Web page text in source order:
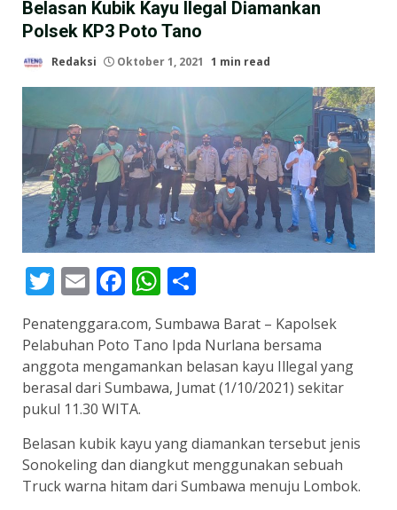
Belasan Kubik Kayu Ilegal Diamankan
Polsek KP3 Poto Tano
Redaksi Oktober 1, 2021 1 min read
Twitter
EmailFacebook
WhatsApp
Penatenggara.com, Sumbawa Barat – Kapolsek
Pelabuhan Poto Tano Ipda Nurlana bersama
anggota mengamankan belasan kayu Illegal yang
berasal dari Sumbawa, Jumat (1/10/2021) sekitar
pukul 11.30 WITA.
Belasan kubik kayu yang diamankan tersebut jenis
Sonokeling dan diangkut menggunakan sebuah
Truck warna hitam dari Sumbawa menuju Lombok.